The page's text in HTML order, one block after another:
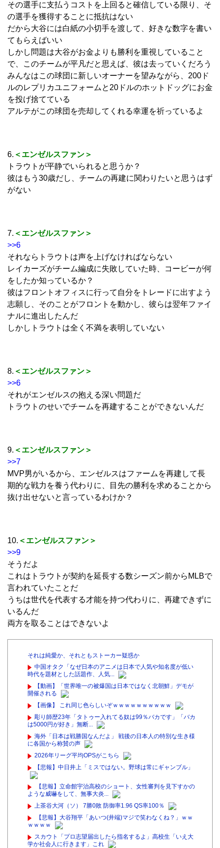
その選手に支払うコストを上回ると確信している限り、そ
の選手を獲得することに抵抗はない
だから大谷には白紙の小切手を渡して、好きな数字を書い
てもらえばいい
しかし問題は大谷がお金よりも勝利を重視していること
で、このチームが平凡だと思えば、彼は去っていくだろう
みんなはこの球団に新しいオーナーを望みながら、200ド
ルのレプリカユニフォームと20ドルのホットドッグにお金
を投げ捨てている
アルテがこの球団を売却してくれる幸運を祈っているよ
6. ＜エンゼルスファン＞
トラウトが平静でいられると思うか？
彼はもう30歳だし、チームの再建に関わりたいと思うはず
がない
7. ＜エンゼルスファン＞
>>6
それならトラウトは声を上げなければならない
レイカーズがチーム編成に失敗していた時、コービーが何
をしたか知っているか？
彼はフロントオフィスに行って自分をトレードに出すよう
志願し、そのことがフロントを動かし、彼らは翌年ファイ
ナルに進出したんだ
しかしトラウトは全く不満を表明していない
8. ＜エンゼルスファン＞
>>6
それがエンゼルスの抱える深い問題だ
トラウトのせいでチームを再建することができないんだ
9. ＜エンゼルスファン＞
>>7
MVP男がいるから、エンゼルスはファームを再建して長
期的な戦力を養う代わりに、目先の勝利を求めることから
抜け出せないと言っているわけか？
10. ＜エンゼルスファン＞
>>9
そうだよ
これはトラウトが契約を延長する数シーズン前からMLBで
言われていたことだ
うちは世代を代表する才能を持つ代わりに、再建できずに
いるんだ
両方を取ることはできないよ
それは純愛か、それともストーカー疑惑か
中国オタク「なぜ日本のアニメは日本で人気や知名度が低い
時代を題材とした話題作、人気...
【動画】「世界唯一の被爆国は日本ではなく北朝鮮」デモが
開催される
【画像】 これ同じ色らしいぞｗｗｗｗｗｗｗｗｗｗ
彫り師歴23年「タトゥー入れてる奴は99％バカです」「バカ
は5000円が好き」無断...
海外「日本は戦勝国なんだよ」 戦後の日本人の特別な生き様
に各国から称賛の声
2026年リーグ平均OPSがこちら
【悲報】中日井上「ミスではない。野球は常にギャンブル」
【悲報】立命館宇治高校のショート、女性審判を見下すかの
ような威嚇をして、無事大炎...
上茶谷大河（ソ） 7勝0敗 防御率1.96 QS率100％
【悲報】大谷翔平「あいつ(井端)マジで笑わなくね？」ｗｗ
ｗｗｗｗ
スカウト「プロ志望届出したら指名するよ」高校生「いえ大
学か社会人に行きます」これ